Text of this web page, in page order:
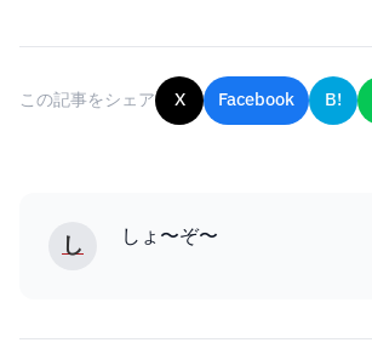
この記事をシェア X Facebook B!
し しょ〜ぞ〜